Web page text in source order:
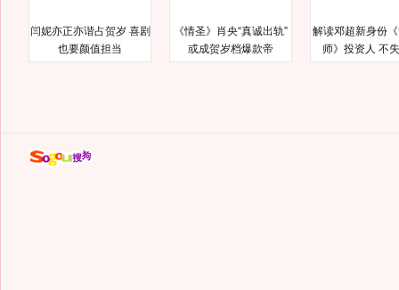
闫妮亦正亦谐占贺岁 喜剧
也要颜值担当
《情圣》肖央“真诚出轨”
或成贺岁档爆款帝
解读邓超新身份
师》投资人 不